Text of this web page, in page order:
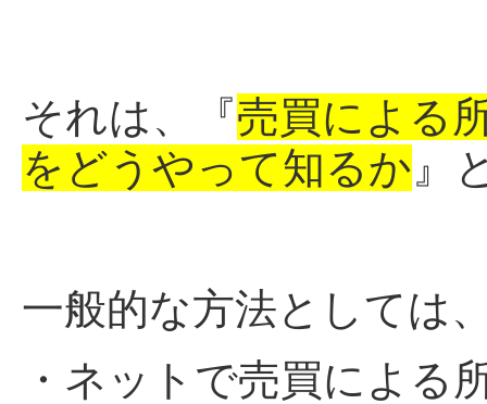
それは、『売買による
をどうやって知るか 』
一般的な方法としては
・ネットで売買による